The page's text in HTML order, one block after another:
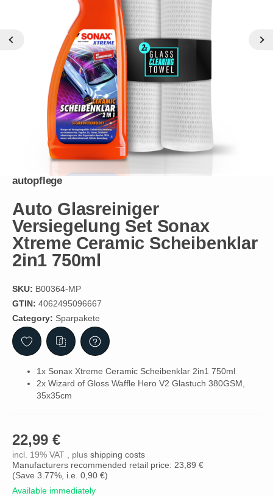
autopflege
Auto Glasreiniger
Versiegelung Set Sonax
Xtreme Ceramic Scheibenklar
2in1 750ml
SKU: B00364-MP
GTIN: 4062495096667
Category: Sparpakete
1x Sonax Xtreme Ceramic Scheibenklar 2in1 750ml
2x Wizard of Gloss Waffle Hero V2 Glastuch 380GSM,
35x35cm
22,99 €
incl. 19% VAT , plus shipping costs
Manufacturers recommended retail price: 23,89 €
(Save 3.77% , i.e. 0,90 €)
Available immediately